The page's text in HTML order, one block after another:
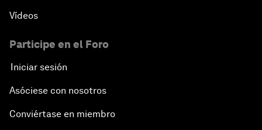
Vídeos
Participe en el Foro
Iniciar sesión
Asóciese con nosotros
Conviértase en miembro